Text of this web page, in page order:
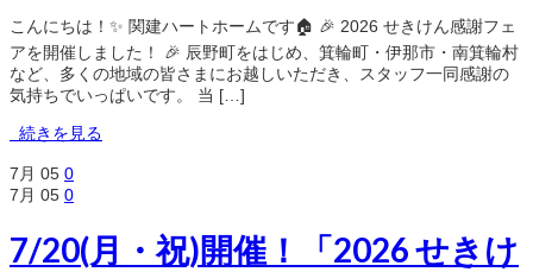
こんにちは！✨ 関建ハートホームです🏠 🎉 2026 せきけん感謝フェ
アを開催しました！ 🎉 辰野町をはじめ、箕輪町・伊那市・南箕輪村
など、多くの地域の皆さまにお越しいただき、スタッフ一同感謝の
気持ちでいっぱいです。 当 […]
続きを見る
7月 05 0
7月 05 0
7/20(月・祝)開催！「2026 せきけ